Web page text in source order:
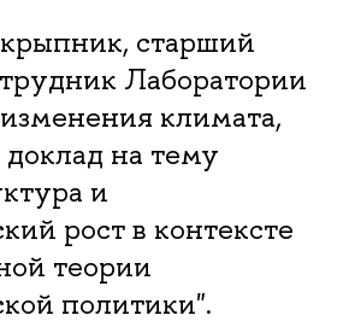
старший
Лаборатории
климата,
на тему
и
рост в контексте
теории
политики".